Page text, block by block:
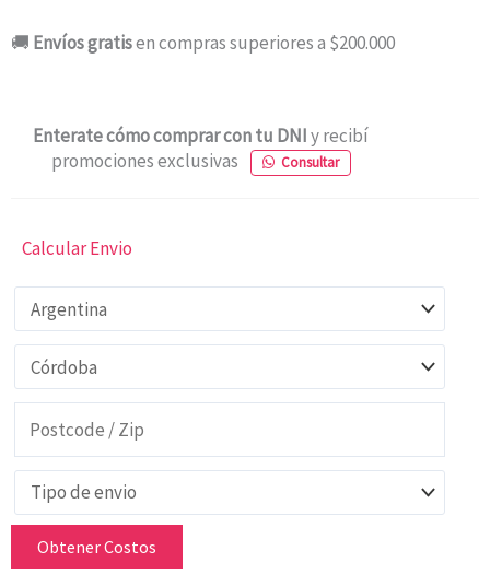
cantidad
🚚 Envíos gratisen compras superiores a $200.000
Enterate cómo comprar con tu DNIy recibí
promociones exclusivas
Consultar
Calcular Envio
Obtener Costos